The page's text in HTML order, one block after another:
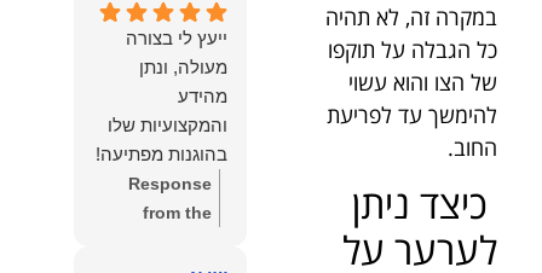
במקרה זה, לא תהיה
כל הגבלה על תוקפו
של הצו והוא עשוי
להימשך עד לפריעת
החוב.
כיצד ניתן
לערער על
.והצגת אמת
.תודה לכם תמיד
תשאירו לי אור
בעניים .
והחמות! כיף
גדול לשמוע
שהרגשת בידיים
טובות. בשביל
הצוות שלנו זה
שווה את הכל.
נשמח תמיד
לעמוד לרשותך!
ייעץ לי בצורה
מעולה, ונתן
מהידע
והמקצועיות שלו
בהוגנות מפתיעה!
Response
from the